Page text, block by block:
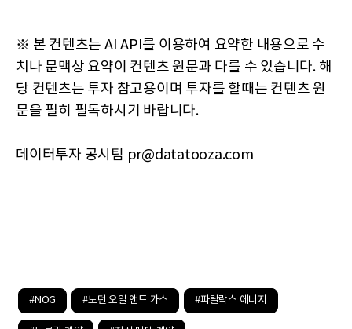
※ 본 컨텐츠는 AI API를 이용하여 요약한 내용으로 수
치나 문맥상 요약이 컨텐츠 원문과 다를 수 있습니다. 해
당 컨텐츠는 투자 참고용이며 투자를 할때는 컨텐츠 원
문을 필히 필독하시기 바랍니다.
데이터투자 공시팀 pr@datatooza.com
#NOG #노던 오일 앤드 가스 #파랄락스 에너지